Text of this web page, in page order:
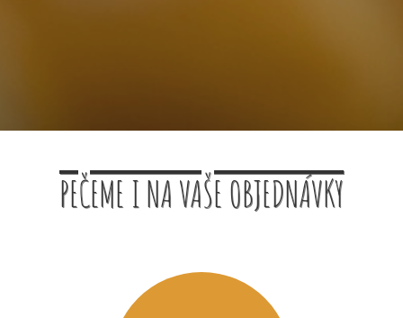
PEČEME I NA VAŠE OBJEDNÁVKY